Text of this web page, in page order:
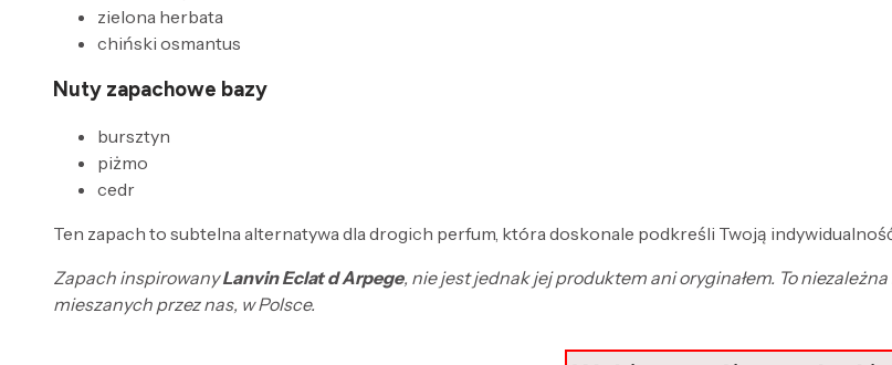
zielona herbata
chiński osmantus
Nuty zapachowe bazy
bursztyn
piżmo
cedr
Ten zapach to subtelna alternatywa dla drogich perfum, która doskonale podkreśli Twoją
Zapach inspirowanyLanvin Eclat d Arpege, nie jest jednak jej produktem ani oryginałem. To
mieszanych przez nas, w Polsce.